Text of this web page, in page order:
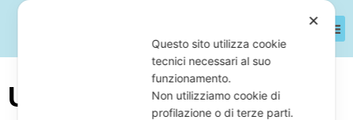
Un Decreto Ingiuntivo
✕
Questo sito utilizza cookie
tecnici necessari al suo
funzionamento.
Non utilizziamo cookie di
profilazione o di terze parti.